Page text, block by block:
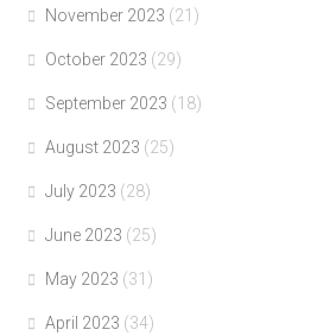
November 2023 (21)
October 2023 (29)
September 2023 (18)
August 2023 (25)
July 2023 (28)
June 2023 (25)
May 2023 (31)
April 2023 (34)